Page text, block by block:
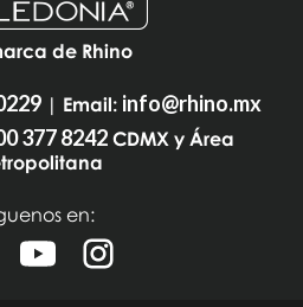
de Rhino
| Email: info@rhino.mx
377 8242CDMX y Área
en: